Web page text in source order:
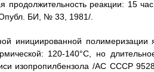
реакции: 15
БИ, № 33, 1981/.
инициированной
120-140°С, но
изопропилбензола /АС СССР